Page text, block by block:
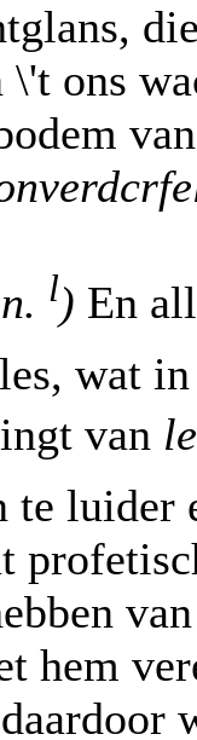
ons
l) En
wat
van
te luider
hem